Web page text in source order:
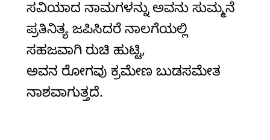
ಸವಿಯಾದ ನಾಮಗಳನ್ನು ಅವನು ಸುಮ್ಮನೆ
ಪ್ರತಿನಿತ್ಯ ಜಪಿಸಿದರೆ ನಾಲಗೆಯಲ್ಲಿ
ಸಹಜವಾಗಿ ರುಚಿ ಹುಟ್ಟಿ,
ಅವನ ರೋಗವು ಕ್ರಮೇಣ ಬುಡಸಮೇತ
ನಾಶವಾಗುತ್ತದೆ.